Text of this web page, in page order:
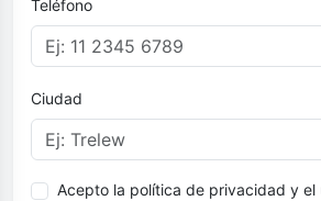
Teléfono
Ciudad
Acepto la política de privacidad y el